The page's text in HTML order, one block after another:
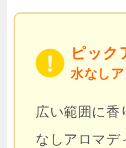
ピック
水なし
広い範囲に香
なしアロマデ